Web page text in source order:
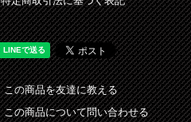
この商品を友達に教える
この商品について問い合わせる